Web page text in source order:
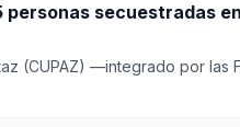
secuestradas
(CUPAZ) —integrado por las